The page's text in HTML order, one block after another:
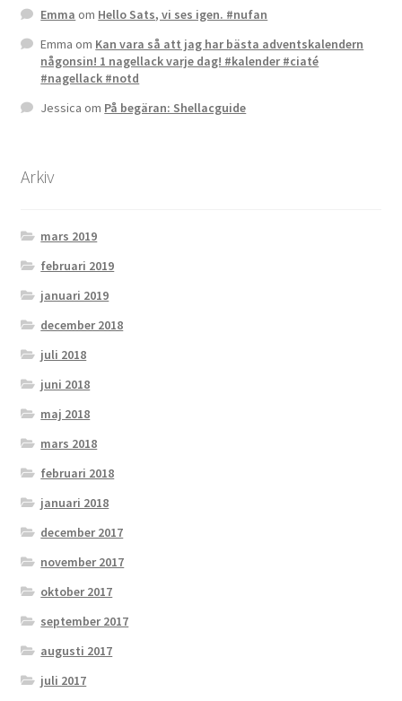
Emma om Hello Sats, vi ses igen. #nufan
Emma om Kan vara så att jag har bästa adventskalendern
någonsin! 1 nagellack varje dag! #kalender #ciaté
#nagellack #notd
Jessica om På begäran: Shellacguide
Arkiv
mars 2019
februari 2019
januari 2019
december 2018
juli 2018
juni 2018
maj 2018
mars 2018
februari 2018
januari 2018
december 2017
november 2017
oktober 2017
september 2017
augusti 2017
juli 2017